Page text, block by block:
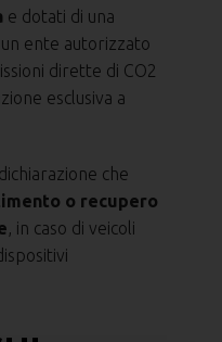
e dotati di una
ente autorizzato
dirette di CO2
esclusiva a
che
o recupero
, in caso di veicoli